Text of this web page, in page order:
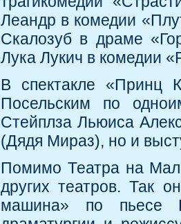
Леандр в комедии
Скалозуб в драме
Лука Лукич в комедии
В спектакле «Принц
Посельским по
Стейплза Льюиса
(Дядя Мираз), но и
Помимо Театра на
других театров. Так
машина» по пьесе